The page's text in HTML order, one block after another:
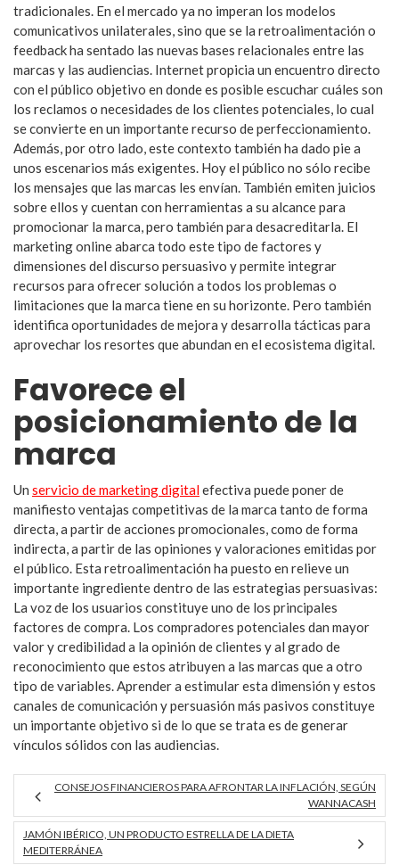
tradicionales. En el mercado ya no imperan los modelos
comunicativos unilaterales, sino que se la retroalimentación o
feedback ha sentado las nuevas bases relacionales entre las
marcas y las audiencias. Internet propicia un encuentro directo
con el público objetivo en donde es posible escuchar cuáles son
los reclamos o necesidades de los clientes potenciales, lo cual
se convierte en un importante recurso de perfeccionamiento.
Además, por otro lado, este contexto también ha dado pie a
unos escenarios más exigentes. Hoy el público no sólo recibe
los mensajes que las marcas les envían. También emiten juicios
sobre ellos y cuentan con herramientas a su alcance para
promocionar la marca, pero también para desacreditarla. El
marketing online abarca todo este tipo de factores y
dimensiones del discurso persuasivo y permite integrar
recursos para ofrecer solución a todos los problemas o
limitaciones que la marca tiene en su horizonte. Pero también
identifica oportunidades de mejora y desarrolla tácticas para
aprovechar los resortes que abundan en el ecosistema digital.
Favorece el
posicionamiento de la
marca
Un servicio de marketing digitalefectiva puede poner de
manifiesto ventajas competitivas de la marca tanto de forma
directa, a partir de acciones promocionales, como de forma
indirecta, a partir de las opiniones y valoraciones emitidas por
el público. Esta retroalimentación ha puesto en relieve un
importante ingrediente dentro de las estrategias persuasivas:
La voz de los usuarios constituye uno de los principales
factores de compra. Los compradores potenciales dan mayor
valor y credibilidad a la opinión de clientes y al grado de
reconocimiento que estos atribuyen a las marcas que a otro
tipo de variables. Aprender a estimular esta dimensión y estos
canales de comunicación y persuasión más pasivos constituye
un importante objetivo si de lo que se trata es de generar
vínculos sólidos con las audiencias.
CONSEJOS FINANCIEROS PARA AFRONTAR LA INFLACIÓN, SEGÚN
WANNACASH
JAMÓN IBÉRICO, UN PRODUCTO ESTRELLA DE LA DIETA
MEDITERRÁNEA